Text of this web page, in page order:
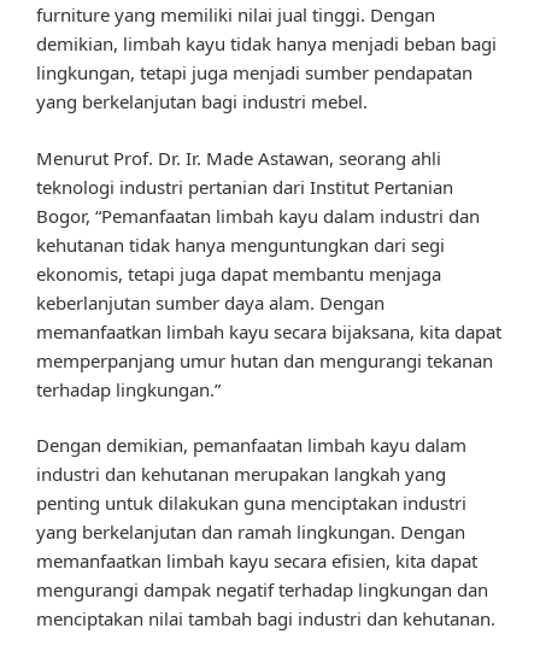
furniture yang memiliki nilai jual tinggi. Dengan
demikian, limbah kayu tidak hanya menjadi beban bagi
lingkungan, tetapi juga menjadi sumber pendapatan
yang berkelanjutan bagi industri mebel.
Menurut Prof. Dr. Ir. Made Astawan, seorang ahli
teknologi industri pertanian dari Institut Pertanian
Bogor, “Pemanfaatan limbah kayu dalam industri dan
kehutanan tidak hanya menguntungkan dari segi
ekonomis, tetapi juga dapat membantu menjaga
keberlanjutan sumber daya alam. Dengan
memanfaatkan limbah kayu secara bijaksana, kita dapat
memperpanjang umur hutan dan mengurangi tekanan
terhadap lingkungan.”
Dengan demikian, pemanfaatan limbah kayu dalam
industri dan kehutanan merupakan langkah yang
penting untuk dilakukan guna menciptakan industri
yang berkelanjutan dan ramah lingkungan. Dengan
memanfaatkan limbah kayu secara efisien, kita dapat
mengurangi dampak negatif terhadap lingkungan dan
menciptakan nilai tambah bagi industri dan kehutanan.